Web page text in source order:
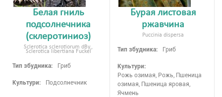
Белая гниль
подсолнечника
(склеротиниоз)
Sclerotica sclerotiorum dBy.,
Sclerotica libertiana Fuckel
Тип збудника: Гриб
Культури: Подсолнечник
Бурая листовая
ржавчина
Puccinia dispersa
Тип збудника: Гриб
Культури:
Рожь озимая, Рожь, Пшеница
озимая, Пшеница яровая,
Ячмень